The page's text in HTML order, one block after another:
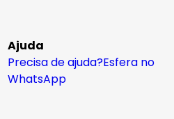
Ajuda
Precisa de ajuda?Esfera no
WhatsApp